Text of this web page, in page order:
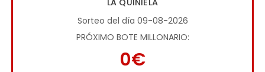
Sorteo del día 09-08-2026
PRÓXIMO BOTE MILLONARIO:
0€